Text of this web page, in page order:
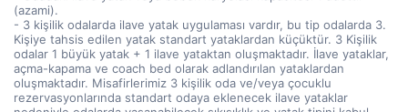
(azami).
- 3 kişilik odalarda ilave yatak uygulaması vardır, bu tip odalarda 3.
Kişiye tahsis edilen yatak standart yataklardan küçüktür. 3 Kişilik
odalar 1 büyük yatak + 1 ilave yataktan oluşmaktadır. İlave yataklar,
açma-kapama ve coach bed olarak adlandırılan yataklardan
oluşmaktadır. Misafirlerimiz 3 kişilik oda ve/veya çocuklu
rezervasyonlarında standart odaya eklenecek ilave yataklar